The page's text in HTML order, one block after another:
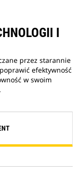
I
przez starannie
efektywność
w swoim